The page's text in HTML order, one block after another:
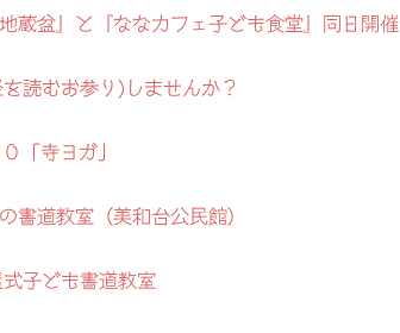
盆』と『ななカフェ子ども食堂』同日開催
読むお参り)しませんか？
「寺ヨガ」
道教室（美和台公民館）
式子ども書道教室